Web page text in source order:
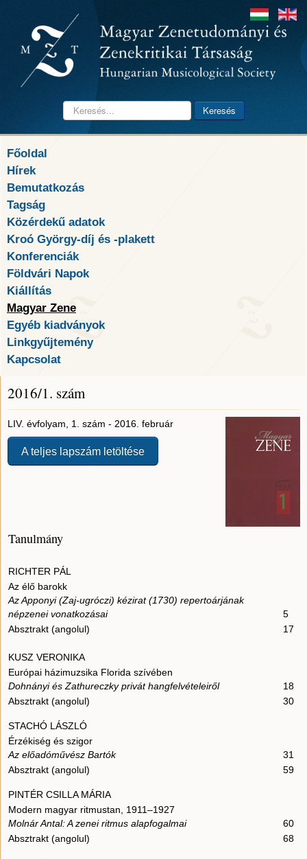
Keresés... Keresés
Főoldal
Hírek
Bemutatkozás
Tagság
Közérdekű adatok
Kroó György-díj és -plakett
Konferenciák
Földvári Napok
Kiállítás
Magyar Zene
Egyéb kiadványok
Linkgyűjtemény
Kapcsolat
2016/1. szám
LIV. évfolyam, 1. szám - 2016. február
A teljes lapszám letöltése
Tanulmány
RICHTER PÁL
Az élő barokk
Az Apponyi (Zaj-ugróczi) kézirat (1730) repertoárjának
népzenei vonatkozásai
5
Absztrakt (angolul)
17
KUSZ VERONIKA
Európai házimuzsika Florida szívében
Dohnányi és Zathureczky privát hangfelvételeiről
18
Absztrakt (angolul)
30
STACHÓ LÁSZLÓ
Érzékiség és szigor
Az előadóművész Bartók
31
Absztrakt (angolul)
59
PINTÉR CSILLA MÁRIA
Modern magyar ritmustan, 1911–1927
Molnár Antal: A zenei ritmus alapfogalmai
60
Absztrakt (angolul)
68